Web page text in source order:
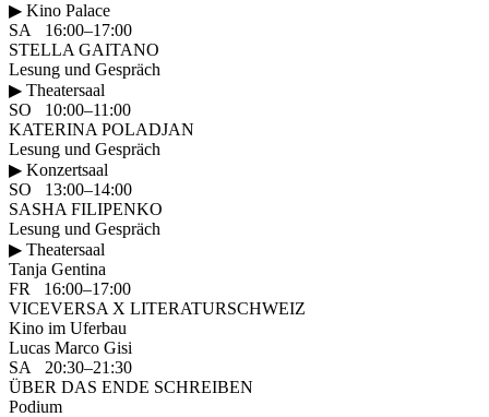
▶ Kino Palace
SA 16:00–17:00
STELLA GAITANO
Lesung und Gespräch
▶ Theatersaal
SO 10:00–11:00
KATERINA POLADJAN
Lesung und Gespräch
▶ Konzertsaal
SO 13:00–14:00
SASHA FILIPENKO
Lesung und Gespräch
▶ Theatersaal
Tanja Gentina
FR 16:00–17:00
VICEVERSA X LITERATURSCHWEIZ
Kino im Uferbau
Lucas Marco Gisi
SA 20:30–21:30
ÜBER DAS ENDE SCHREIBEN
Podium